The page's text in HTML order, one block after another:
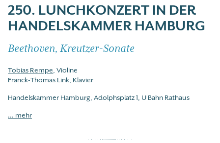
250. LUNCHKONZERT IN DER
HANDELSKAMMER HAMBURG
Beethoven, Kreutzer-Sonate
Tobias Rempe, Violine
Franck-Thomas Link, Klavier
Handelskammer Hamburg, Adolphsplatz 1, U Bahn Rathaus
... mehr